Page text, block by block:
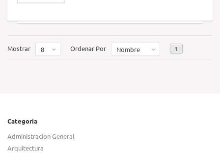
Mostrar 8 Ordenar Por Nombre 1
Categoria
Administracion General
Arquitectura